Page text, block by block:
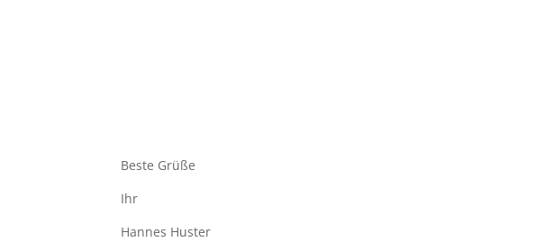
Beste Grüße
Ihr
Hannes Huster